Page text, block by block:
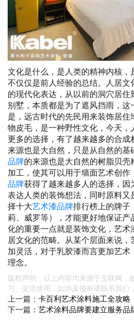
文化是什么，是人类的精神内核，
不仅仅是前人经验的总结。人居文
的现代化表达，从以前的洞穴居
别墅，本质都是为了遮风挡雨，这
是，远古时代的先民用来装饰居
物皮毛，是一种野性文化，今天，
更多的选择，有了越来越多的合成
来源也是大自然，只是从自然的基
品牌的来源也是大自然的树脂贝
加工，使其可以用于墙面艺术创作
品牌获得了越来越多人的选择，
表达人类的装饰想法，同时原料
择十大艺术漆品牌排行榜上的牌子
莉、威罗等），才能更好地保证产
化的重要一点就是装饰文化，艺术
居文化的范畴。从某个层面来说
加灵活，对于乳胶漆而言更加艺
理念。
版权声明：以上内容均来源于互联网，
习、交流使用，如涉及侵权请联系我们
上一篇： 卡百利艺术涂料施工全攻略
下一篇： 艺术涂料品牌要建立服务品